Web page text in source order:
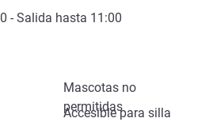
- Salida hasta 11:00
Mascotas no
permitidas
Accesible para silla